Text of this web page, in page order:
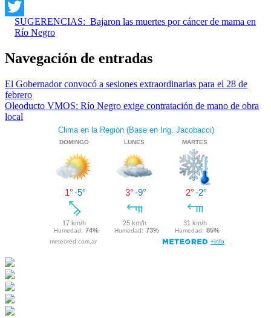
WhatsApp
Twitter
SUGERENCIAS: Bajaron las muertes por cáncer de mama en
Río Negro
Navegación de entradas
El Gobernador convocó a sesiones extraordinarias para el 28 de
febrero
Oleoducto VMOS: Río Negro exige contratación de mano de obra
local